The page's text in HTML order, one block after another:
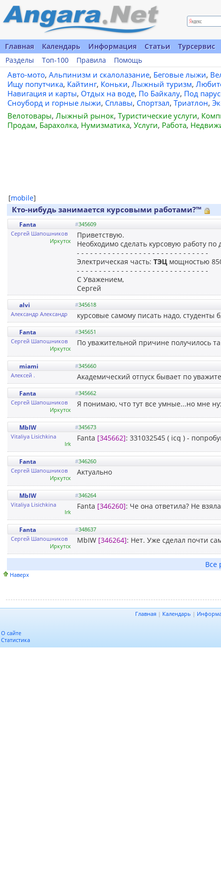
Главная Календарь Информация Статьи
Турсервис
Разделы
Топ-100 Правила Помощь
Авто-мото, Альпинизм и скалолазание, Беговые лыжи,
Ищу попутчика, Кайтинг, Коньки, Лыжный туризм,
Навигация и карты, Отдых на воде, По Байкалу, Под
Сноуборд и горные лыжи, Сплавы, Спортзал, Триатлон,
Велотовары, Лыжный рынок, Туристические услуги,
Продам, Барахолка, Нумизматика, Услуги, Работа,
[mobile]
Кто-нибудь занимается курсовыми работами?™
Fanta #345609
Сергей Шапошников
Иркутск
Приветствую.
Необходимо сделать курсовую работу
- - - - - - - - - - - - - - - - - - - - - - - - - - - - - -
Электрическая часть: ТЭЦ мощностью
- - - - - - - - - - - - - - - - - - - - - - - - - - - - - -
С Уважением,
Сергей
alvi #345618
Александр Александр
курсовые самому писать надо, студенты
Fanta #345651
Сергей Шапошников
Иркутск
По уважительной причине получилось
miami #345660
Алексей .
Академический отпуск бывает по
Fanta #345662
Сергей Шапошников
Иркутск
Я понимаю, что тут все умные...но мне
MbIW #345673
Vitaliya Lisichkina
Irk
Fanta [345662]: 331032545 ( icq ) -
Fanta #346260
Сергей Шапошников
Иркутск
Актуально
MbIW #346264
Vitaliya Lisichkina
Irk
Fanta [346260]: Че она ответила? Не
Fanta #348637
Сергей Шапошников
Иркутск
MbIW [346264]: Нет. Уже сделал почти
Все
Наверх
Главная | Календарь |
О сайте
Статистика